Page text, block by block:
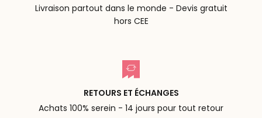
Livraison partout dans le monde - Devis gratuit
hors CEE
RETOURS ET ÉCHANGES
Achats 100% serein - 14 jours pour tout retour